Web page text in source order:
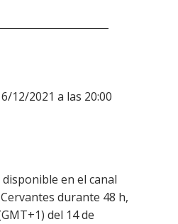
12/2021 a las 20:00
en el canal
durante 48 h,
del 14 de